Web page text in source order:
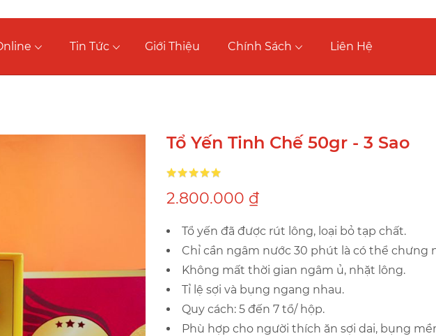
Tin Tức Giới Thiệu Chính Sách Liên Hệ
Tổ Yến Tinh Chế 50gr - 3 Sao
Xếp hạng:
2.800.000 ₫
Tổ yến đã được rút lông, loại bỏ tạp chất.
Chỉ cần ngâm nước 30 phút là có thể chưng
Không mất thời gian ngâm ủ, nhặt lông.
Tỉ lệ sợi và bụng ngang nhau.
Quy cách: 5 đến 7 tổ/ hộp.
Phù hợp cho người thích ăn sợi dai, bụng